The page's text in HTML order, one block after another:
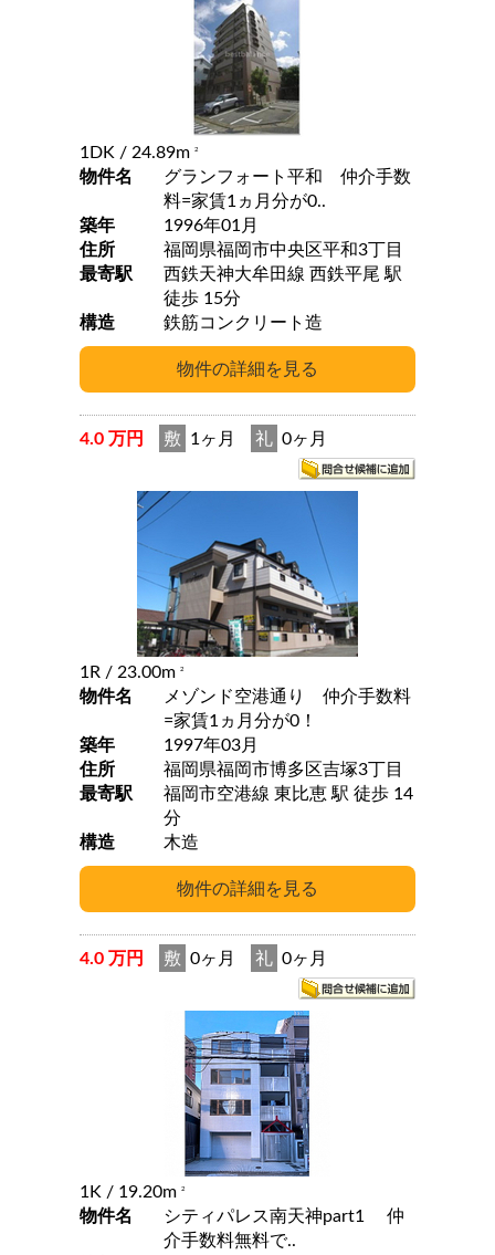
1DK / 24.89m 2
物件名
グランフォート平和 仲介手数
料=家賃1ヵ月分が0..
築年
1996年01月
住所
福岡県福岡市中央区平和3丁目
最寄駅
西鉄天神大牟田線 西鉄平尾 駅
徒歩 15分
構造
鉄筋コンクリート造
4.0 万円 敷 1ヶ月 礼 0ヶ月
1R / 23.00m 2
物件名
メゾンド空港通り 仲介手数料
=家賃1ヵ月分が0！
築年
1997年03月
住所
福岡県福岡市博多区吉塚3丁目
最寄駅
福岡市空港線 東比恵 駅 徒歩 14
分
構造
木造
4.0 万円 敷 0ヶ月 礼 0ヶ月
1K / 19.20m 2
物件名
シティパレス南天神part1 仲
介手数料無料で..